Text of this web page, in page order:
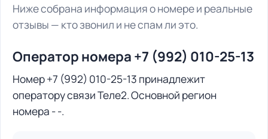
Ниже собрана информация о номере и реальные
отзывы — кто звонил и не спам ли это.
Оператор номера +7 (992) 010-25-13
Номер +7 (992) 010-25-13 принадлежит
оператору связи Теле2. Основной регион
номера - -.